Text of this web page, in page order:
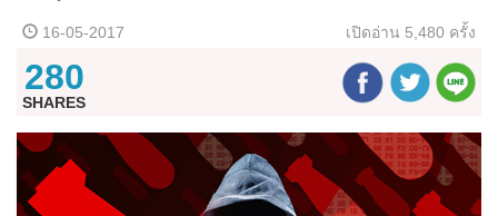
16-05-2017 เปิดอ่าน 5,480 ครั้ง
280
SHARES